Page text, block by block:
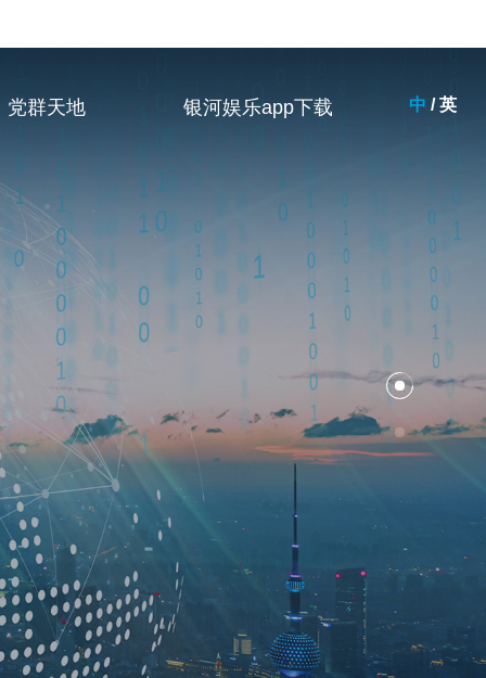
党群天地 银河娱乐app下载 中 /英